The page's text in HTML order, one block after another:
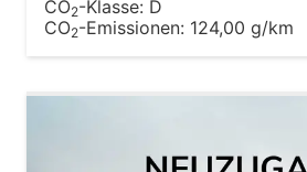
CO2-Klasse: D
CO2-Emissionen: 124,00 g/km